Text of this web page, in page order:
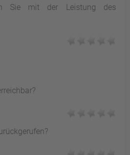
Sie mit der Leistung des